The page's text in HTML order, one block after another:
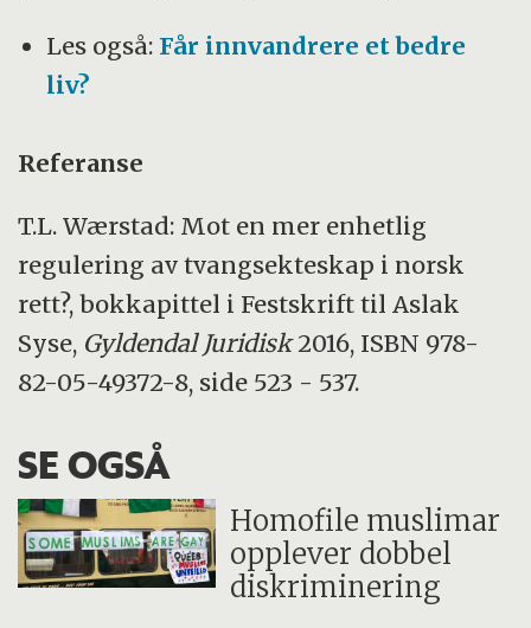
Les også:Får innvandrere et bedre
liv?
Referanse
T.L. Wærstad: Mot en mer enhetlig
regulering av tvangsekteskap i norsk
rett?, bokkapittel i Festskrift til Aslak
Syse, Gyldendal Juridisk2016, ISBN 978-
82-05-49372-8, side 523 - 537.
SE OGSÅ
Homofile muslimar
opplever dobbel
diskriminering